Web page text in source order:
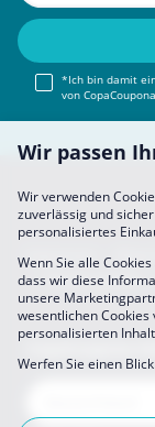
*Ich bin damit
von
Impressum About
Partner werden
Wir passen
Wir verwenden
zuverlässig und
personalisiertes
Wenn Sie alle
dass wir diese
unsere
wesentlichen
personalisierten
Werfen Sie einen